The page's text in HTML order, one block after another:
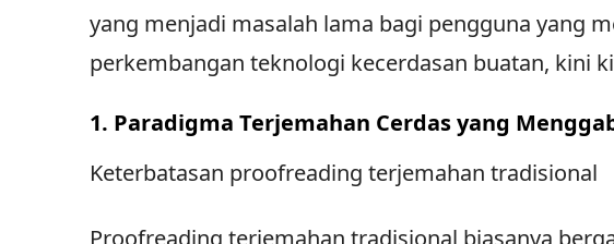
yang menjadi masalah lama bagi pengguna yang
perkembangan teknologi kecerdasan buatan, kini
1. Paradigma Terjemahan Cerdas yang
Keterbatasan proofreading terjemahan tradisional
Proofreading terjemahan tradisional biasanya